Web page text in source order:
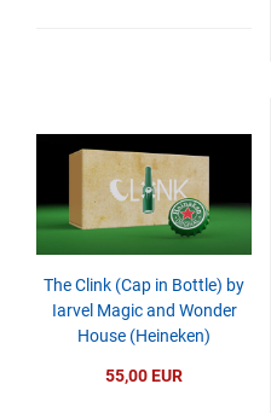
The Clink (Cap in Bottle) by
Iarvel Magic and Wonder
House (Heineken)
55,00 EUR